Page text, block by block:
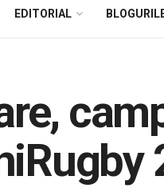
EDITORIAL